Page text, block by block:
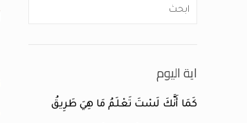
اية اليوم
كَمَا أَنَّكَ لَسْتَ تَعْلَمُ مَا هِيَ طَرِيقُ